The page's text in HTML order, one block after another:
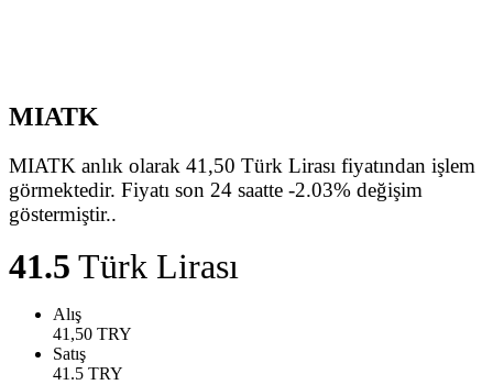
MIATK
MIATK anlık olarak 41,50 Türk Lirası fiyatından işlem
görmektedir. Fiyatı son 24 saatte -2.03% değişim
göstermiştir..
41.5 Türk Lirası
Alış
41,50 TRY
Satış
41.5 TRY